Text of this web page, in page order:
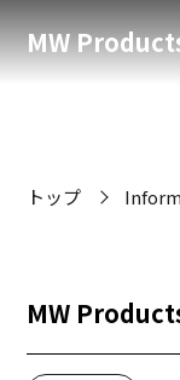
MW
トップ
MW